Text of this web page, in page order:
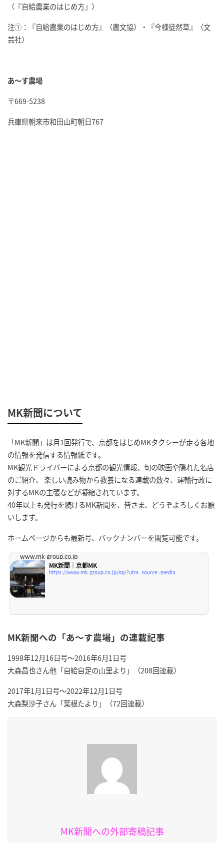
（『自給農業のはじめ方』）
注①：『自給農業のはじめ方』（農文協）・『今様徒然草』（文
芸社）
あ～す農場
〒669-5238
兵庫県朝来市和田山町朝日767
MK新聞について
「MK新聞」は月1回発行で、京都をはじめMKタクシーが走る各地
の情報を発信する情報紙です。
MK観光ドライバーによる京都の観光情報、旬の映画や隠れた名店
のご紹介、 楽しい読み物から教養になる連載の数々、運輸行政に
対するMKの主張などが凝縮されています。
40年以上も発行を続けるMK新聞を、皆さま、どうぞよろしくお願
いします。
ホームページからも最新号、バックナンバーを閲覧可能です。
www.mk-group.co.jp
MK新聞｜京都MK
https://www.mk-group.co.jp/np/?utm_source=media
MK新聞への「あ～す農場」の連載記事
1998年12月16日号～2016年6月1日号
大森昌也さん他「自給自足の山里より」（208回連載）
2017年1月1日号～2022年12月1日号
大森梨沙子さん「葉根たより」（72回連載）
MK新聞への外部寄稿記事